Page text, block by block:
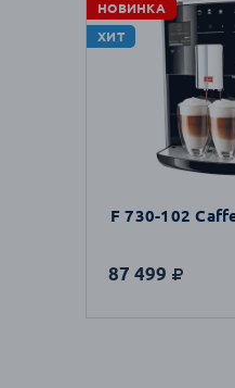
НОВИНКА
ХИТ
F 730-102
87 499